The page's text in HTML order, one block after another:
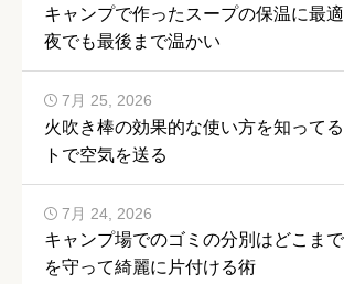
キャンプで作ったスープの保温に最
夜でも最後まで温かい
火吹き棒の効果的な使い方を知って
トで空気を送る
7月 25, 2026
キャンプ場でのゴミの分別はどこま
を守って綺麗に片付ける術
7月 24, 2026